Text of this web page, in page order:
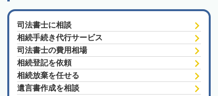
司法書士に相談
相続手続き代行サービス
司法書士の費用相場
相続登記を依頼
相続放棄を任せる
遺言書作成を相談